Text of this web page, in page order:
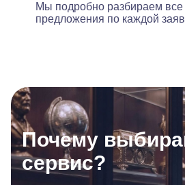
Мы подробно разбираем
предложения по каждой
Почему
сервис?